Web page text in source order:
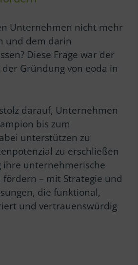
Unternehmen nicht mehr
und dem darin
Diese Frage war der
Gründung von eoda in
darauf, Unternehmen
bis zum
unterstützen zu
zu erschließen
ihre unternehmerische
fördern – mit Strategie und
die funktional,
und vertrauenswürdig